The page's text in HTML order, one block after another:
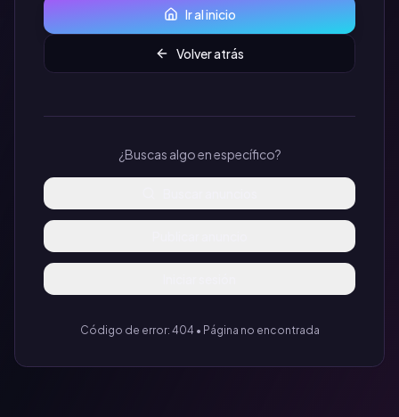
Ir al inicio
Volver atrás
¿Buscas algo en específico?
Código de error: 404 • Página no encontrada